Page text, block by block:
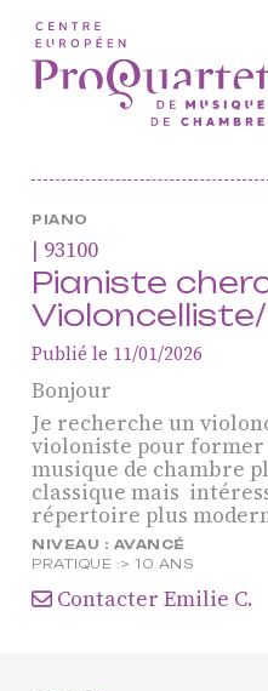
PIANO
| 93100
Pianiste
Publié le 11/01/2026
Bonjour
Je recherche un
violoniste pour former
musique de chambre
classique mais
répertoire plus
NIVEAU : AVANCÉ
PRATIQUE :> 10 ANS
Contacter Emilie C.
ProQuartet
Européen
Chambre
Résidence
interprètes
Formation